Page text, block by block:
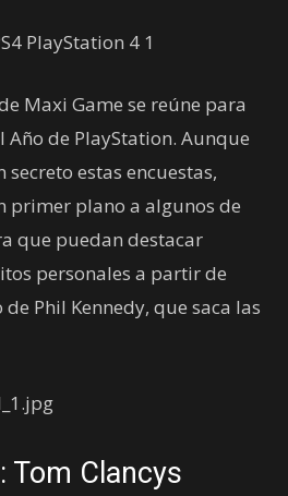
Maxi Game se reúne para
Año de PlayStation. Aunque
estas encuestas,
primer plano a algunos de
que puedan destacar
personales a partir de
Phil Kennedy, que saca las
Tom Clancys